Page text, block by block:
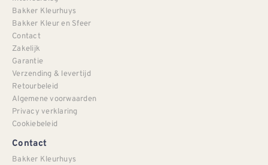
Bakker Kleurhuys
Bakker Kleur en Sfeer
Contact
Zakelijk
Garantie
Verzending & levertijd
Retourbeleid
Algemene voorwaarden
Privacy verklaring
Cookiebeleid
Contact
Bakker Kleurhuys